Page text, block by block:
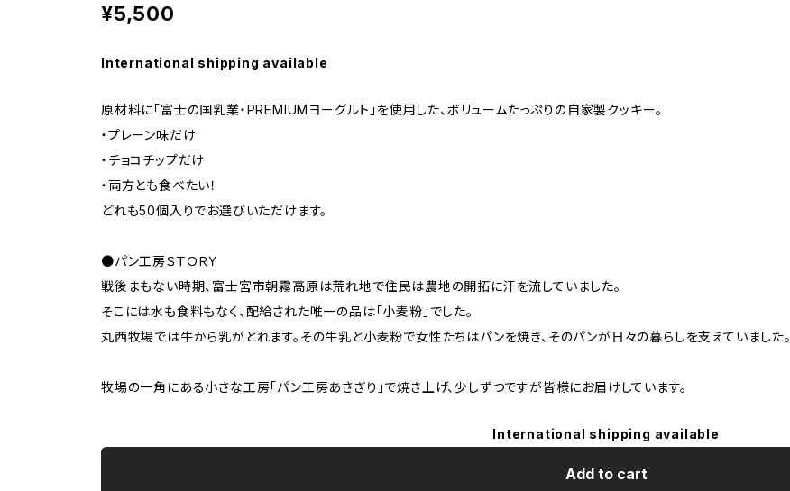
¥5,500
International shipping available
原材料に「富士の国乳業・PREMIUMヨーグルト」を使用した、ボリュームたっぷりの自家製クッキー。
・プレーン味だけ
・チョコチップだけ
・両方とも食べたい！
どれも50個入りでお選びいただけます。
●パン工房ＳＴＯＲＹ
戦後まもない時期、富士宮市朝霧高原は荒れ地で住民は農地の開拓に汗を流していました。
そこには水も食料もなく、配給された唯一の品は「小麦粉」でした。
丸西牧場では牛から乳がとれます。その牛乳と小麦粉で女性たちはパンを焼き、そのパンが日々の暮らしを支えていました。
牧場の一角にある小さな工房「パン工房あさぎり」で焼き上げ、少しずつですが皆様にお届けしています。
International shipping available
Add to cart